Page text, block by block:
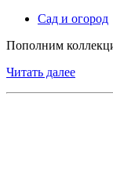
Сад и огород
Пополним
Читать далее